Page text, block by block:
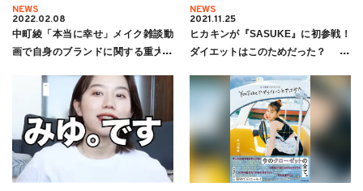
NEWS
2022.02.08
中町綾「本当に幸せ」メイク雑談動
画で自身のブランドに関する重大発
NEWS
2021.11.25
ヒカキンが『SASUKE』に初参戦！
ダイエットはこのためだった？